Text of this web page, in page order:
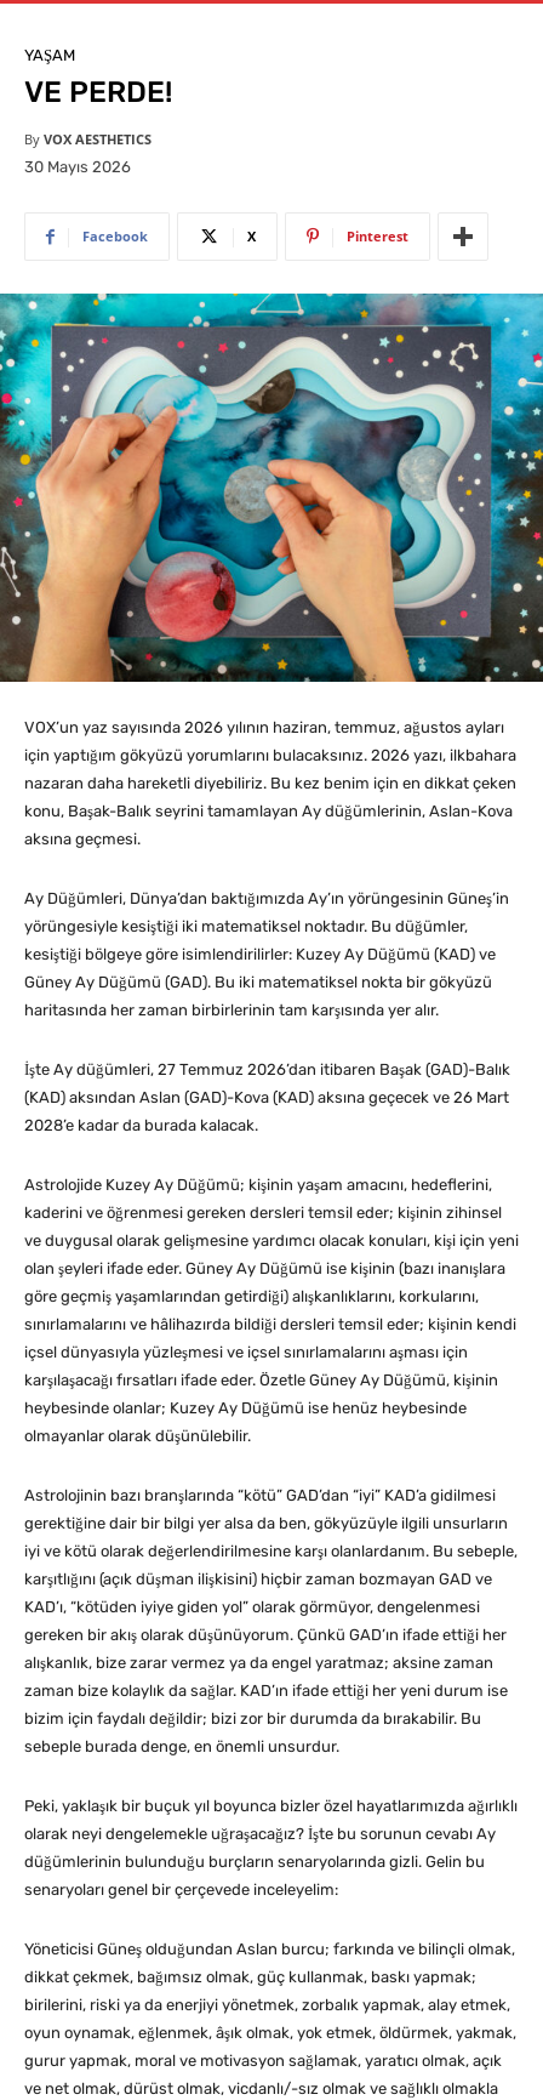
YAŞAM
VE PERDE!
By VOX AESTHETICS
30 Mayıs 2026
Facebook X Pinterest
VOX’un yaz sayısında 2026 yılının haziran, temmuz, ağustos ayları
için yaptığım gökyüzü yorumlarını bulacaksınız. 2026 yazı, ilkbahara
nazaran daha hareketli diyebiliriz. Bu kez benim için en dikkat çeken
konu, Başak-Balık seyrini tamamlayan Ay düğümlerinin, Aslan-Kova
aksına geçmesi.
Ay Düğümleri, Dünya’dan baktığımızda Ay’ın yörüngesinin Güneş’in
yörüngesiyle kesiştiği iki matematiksel noktadır. Bu düğümler,
kesiştiği bölgeye göre isimlendirilirler: Kuzey Ay Düğümü (KAD) ve
Güney Ay Düğümü (GAD). Bu iki matematiksel nokta bir gökyüzü
haritasında her zaman birbirlerinin tam karşısında yer alır.
İşte Ay düğümleri, 27 Temmuz 2026’dan itibaren Başak (GAD)-Balık
(KAD) aksından Aslan (GAD)-Kova (KAD) aksına geçecek ve 26 Mart
2028’e kadar da burada kalacak.
Astrolojide Kuzey Ay Düğümü; kişinin yaşam amacını, hedeflerini,
kaderini ve öğrenmesi gereken dersleri temsil eder; kişinin zihinsel
ve duygusal olarak gelişmesine yardımcı olacak konuları, kişi için yeni
olan şeyleri ifade eder. Güney Ay Düğümü ise kişinin (bazı inanışlara
göre geçmiş yaşamlarından getirdiği) alışkanlıklarını, korkularını,
sınırlamalarını ve hâlihazırda bildiği dersleri temsil eder; kişinin kendi
içsel dünyasıyla yüzleşmesi ve içsel sınırlamalarını aşması için
karşılaşacağı fırsatları ifade eder. Özetle Güney Ay Düğümü, kişinin
heybesinde olanlar; Kuzey Ay Düğümü ise henüz heybesinde
olmayanlar olarak düşünülebilir.
Astrolojinin bazı branşlarında “kötü” GAD’dan “iyi” KAD’a gidilmesi
gerektiğine dair bir bilgi yer alsa da ben, gökyüzüyle ilgili unsurların
iyi ve kötü olarak değerlendirilmesine karşı olanlardanım. Bu sebeple,
karşıtlığını (açık düşman ilişkisini) hiçbir zaman bozmayan GAD ve
KAD’ı, “kötüden iyiye giden yol” olarak görmüyor, dengelenmesi
gereken bir akış olarak düşünüyorum. Çünkü GAD’ın ifade ettiği her
alışkanlık, bize zarar vermez ya da engel yaratmaz; aksine zaman
zaman bize kolaylık da sağlar. KAD’ın ifade ettiği her yeni durum ise
bizim için faydalı değildir; bizi zor bir durumda da bırakabilir. Bu
sebeple burada denge, en önemli unsurdur.
Peki, yaklaşık bir buçuk yıl boyunca bizler özel hayatlarımızda ağırlıklı
olarak neyi dengelemekle uğraşacağız? İşte bu sorunun cevabı Ay
düğümlerinin bulunduğu burçların senaryolarında gizli. Gelin bu
senaryoları genel bir çerçevede inceleyelim:
Yöneticisi Güneş olduğundan Aslan burcu; farkında ve bilinçli olmak,
dikkat çekmek, bağımsız olmak, güç kullanmak, baskı yapmak;
birilerini, riski ya da enerjiyi yönetmek, zorbalık yapmak, alay etmek,
oyun oynamak, eğlenmek, âşık olmak, yok etmek, öldürmek, yakmak,
gurur yapmak, moral ve motivasyon sağlamak, yaratıcı olmak, açık
ve net olmak, dürüst olmak, vicdanlı/-sız olmak ve sağlıklı olmakla